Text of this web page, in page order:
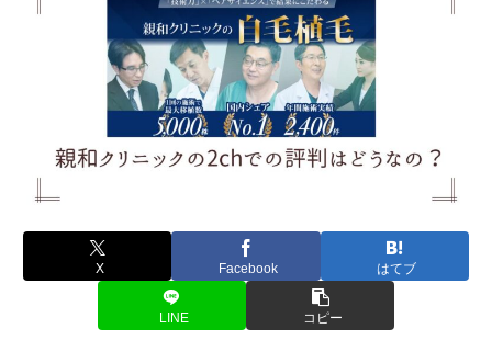
X Facebook はてブ
LINE コピー